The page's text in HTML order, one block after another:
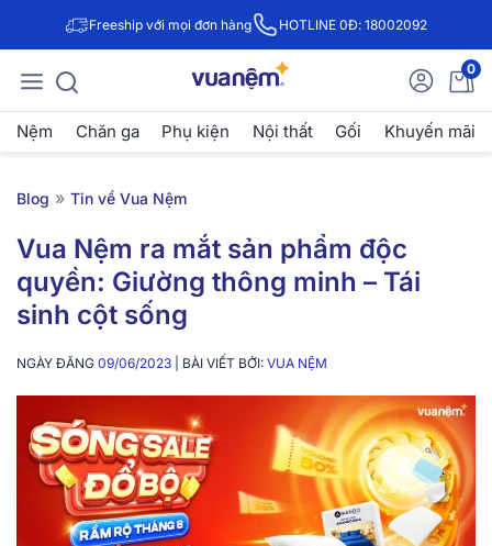
Freeship với mọi đơn hàng HOTLINE 0Đ: 18002092
0
Nệm Chăn ga Phụ kiện Nội thất Gối Khuyến mãi
Blog » Tin về Vua Nệm
Vua Nệm ra mắt sản phẩm độc
quyền: Giường thông minh – Tái
sinh cột sống
NGÀY ĐĂNG 09/06/2023 | BÀI VIẾT BỞI: VUA NỆM